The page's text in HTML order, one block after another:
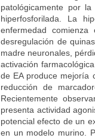
patológicamente por
hiperfosforilada. La
enfermedad
desregulación de
madre neuronales,
activación
de EA produce mejoría
reducción de
Recientemente
presenta actividad
potencial efecto de un
en un modelo murino.